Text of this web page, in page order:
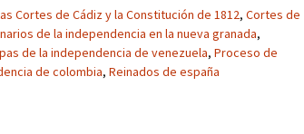
Cortes de Cádiz y la Constitución de 1812, Cortes de
de la independencia en la nueva granada,
de la independencia de venezuela, Proceso de
de colombia, Reinados de españa